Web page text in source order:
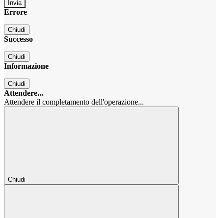
Errore
Chiudi
Successo
Chiudi
Informazione
Chiudi
Attendere...
Attendere il completamento dell'operazione...
Chiudi